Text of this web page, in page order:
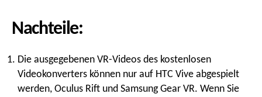
Nachteile:
Die ausgegebenen VR-Videos des kostenlosen
Videokonverters können nur auf HTC Vive abgespielt
werden, Oculus Rift und Samsung Gear VR. Wenn Sie